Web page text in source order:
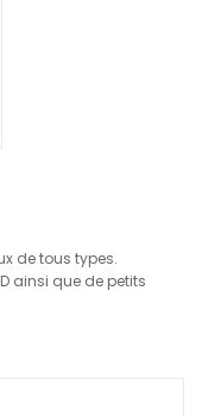
de tous types.
ainsi que de petits